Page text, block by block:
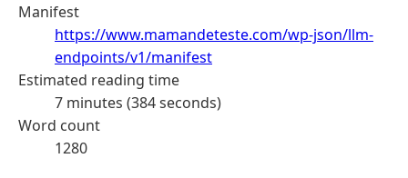
Manifest
https://www.mamandeteste.com/wp-json/llm-
endpoints/v1/manifest
Estimated reading time
7 minutes (384 seconds)
Word count
1280